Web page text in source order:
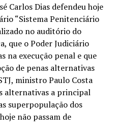
Carlos Dias defendeu hoje
“Sistema Penitenciário
no auditório do
que o Poder Judiciário
na execução penal e que
de penas alternativas
ministro Paulo Costa
alternativas a principal
superpopulação dos
não passam de